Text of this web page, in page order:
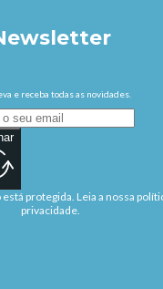
e receba todas as novidades.
protegida. Leia a nossa
privacidade.